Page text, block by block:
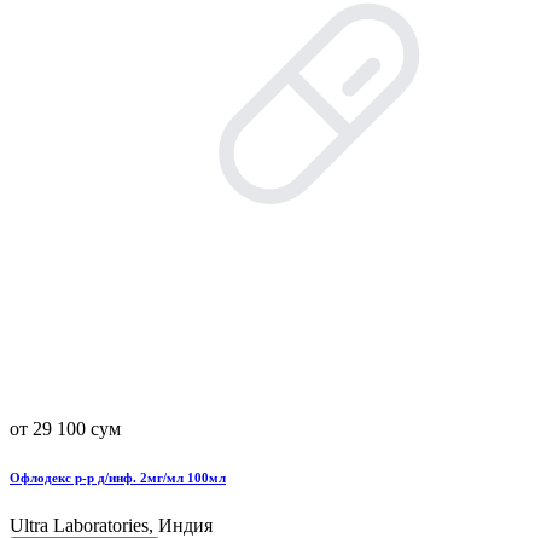
от 29 100 сум
Офлодекс р-р д/инф. 2мг/мл 100мл
Ultra Laboratories, Индия